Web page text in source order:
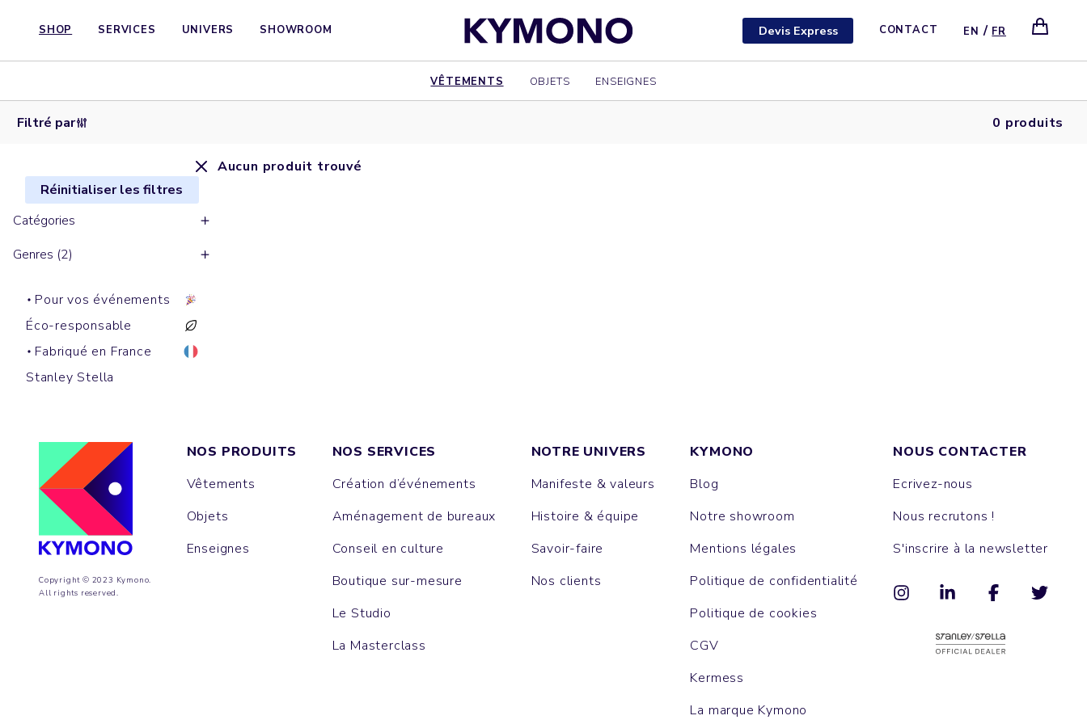
SHOP SERVICES UNIVERS SHOWROOM Devis Express CONTACT EN / FR
VÊTEMENTS OBJETS ENSEIGNES
Filtré par 0 produits
Réinitialiser les filtres
Catégories
Genres (2)
Pour vos événements
Éco-responsable
Fabriqué en France
Stanley Stella
Aucun produit trouvé
Copyright © 2023 Kymono.
All rights reserved.
NOS PRODUITS
Vêtements
Objets
Enseignes
NOS SERVICES
Création d’événements
Aménagement de bureaux
Conseil en culture
Boutique sur-mesure
Le Studio
La Masterclass
NOTRE UNIVERS
Manifeste & valeurs
Histoire & équipe
Savoir-faire
Nos clients
KYMONO
Blog
Notre showroom
Mentions légales
Politique de confidentialité
Politique de cookies
CGV
Kermess
La marque Kymono
NOUS CONTACTER
Ecrivez-nous
Nous recrutons !
S'inscrire à la newsletter